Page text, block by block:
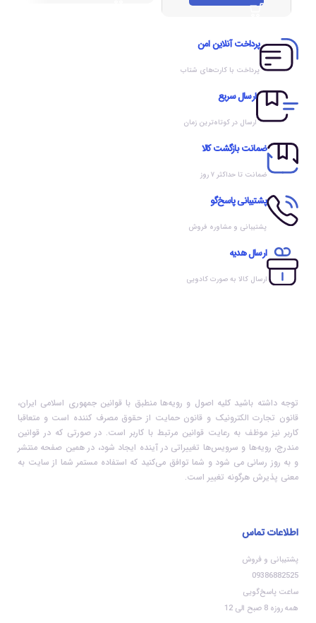
پرداخت آنلاین امن
پرداخت با کارت‌های شتاب
ارسال سریع
ارسال در کوتاه‌ترین زمان
ضمانت بازگشت کالا
ضمانت تا حداکثر ۷ روز
پشتیبانی پاسخ‌گو
پشتیبانی و مشاوره فروش
ارسال هدیه
ارسال کالا به صورت کادویی
توجه داشته باشید کلیه اصول و رویه‏‌ها منطبق با قوانین جمهوری اسلامی ایران،
قانون تجارت الکترونیک و قانون حمایت از حقوق مصرف کننده است و متعاقبا
کاربر نیز موظف به رعایت قوانین مرتبط با کاربر است. در صورتی که در قوانین
مندرج، رویه‏‌ها و سرویس‏‌ها تغییراتی در آینده ایجاد شود، در همین صفحه منتشر
و به روز رسانی می شود و شما توافق می‏‌کنید که استفاده مستمر شما از سایت به
معنی پذیرش هرگونه تغییر است.
اطلاعات تماس
پشتیبانی و فروش
09386882525
ساعت پاسخ‌گویی
همه روزه 8 صبح الی 12